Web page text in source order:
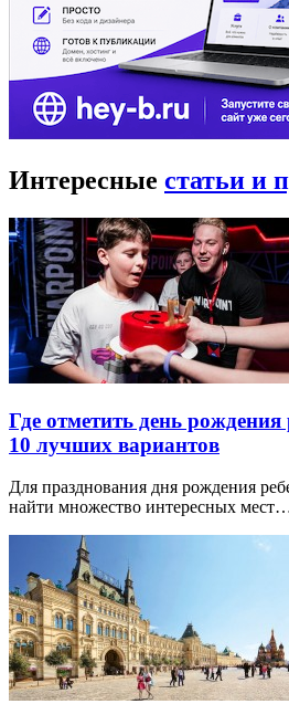
Интересные статьи и
Где отметить день
10 лучших вариантов
Для празднования дня рождения
найти множество интересных